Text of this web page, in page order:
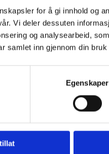
for å gi innhold og
Vi deler dessuten
og analysearbeid,
samlet inn gjennom din
Egenskaper
og utomhus